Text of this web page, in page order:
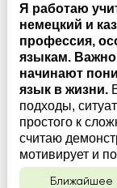
Я работаю
немецкий и
профессия,
языкам. Важно
начинают
язык в жизни.
подходы,
простого к
считаю
мотивирует и
Ближайшее